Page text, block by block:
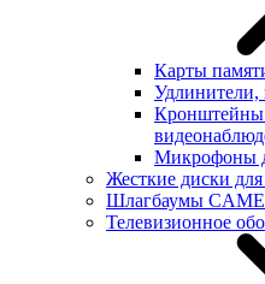
Карты
Кронштейны
Микрофоны
Жесткие диски
Шлагбаумы CAME
Телевизионное